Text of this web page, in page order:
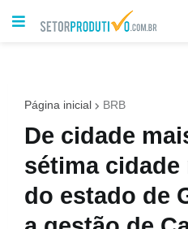
Página inicial BRB
De cidade
sétima cidade
do estado de